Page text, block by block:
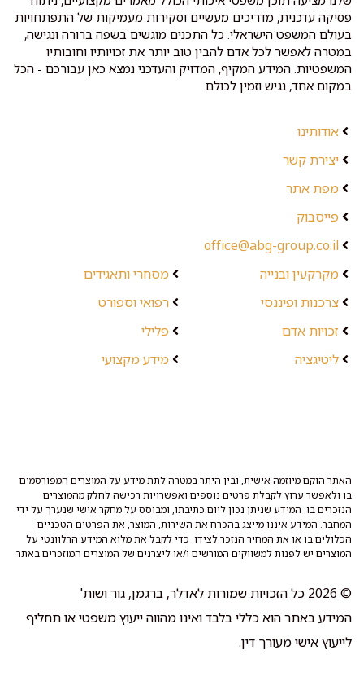
פסיקה עדכנית, מדריכים מעשיים וסקירות מעמיקות של התפתחויות
בעולם המשפט הישראלי. כל התכנים מוגשים בשפה ברורה ונגישה,
במטרה לאפשר לכל אדם להבין טוב יותר את זכויותיו וחובותיו
המשפטיות. המידע המקיף, המדויק והעדכני נמצא כאן עבורכם - הכל
במקום אחד, נגיש וזמין לכולם.
אודותינו
יצירת קשר
מפת אתר
פייסבוק
office@abg-group.co.il
מקרקעין ובנייה
צרכנות ופיננסי
זכויות אדם
ליטיגציה
מסחרי ותאגידים
רפואי וספורט
פלילי
מידע מקצועי
האתר הוקם מיוזמה אישית, ובין היתר במטרה לתת מידע על המוצרים המפורסמים
בו ולאפשר ערוץ לקבלת פרטים נוספים ואפשרויות רכישה לחלק מהמוצרים
הנזכרים בו. המידע שניתן נכון ליום כתיבתו, ומבוסס על מחקר אישי שנערך על ידי
המחבר. המידע איננו מייצג בהכרח את השירות, המוצר, את הפרטים הטכניים
הכלולים בו או את המחיר הנזכר לצידו. כדי לקבל את מלוא המידע הרלוונטי על
המוצרים יש לפנות למשווקים המורשים ו/או ליצרנים של המוצרים המוזכרים באתר.
© 2026 כל הזכויות שמורות לאדלר, ברגמן, גור ושות'
המידע באתר הוא כללי בלבד ואינו מהווה ייעוץ משפטי או תחליף
לייעוץ אישי מעורך דין.